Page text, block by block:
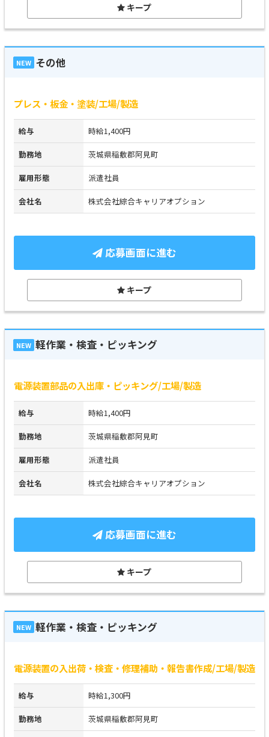
キープ
NEW その他
プレス・板金・塗装/工場/製造
給与 時給1,400円
勤務地 茨城県稲敷郡阿見町
雇用形態 派遣社員
会社名 株式会社綜合キャリアオプション
応募画面に進む
キープ
NEW 軽作業・検査・ピッキング
電源装置部品の入出庫・ピッキング/工場/製造
給与 時給1,400円
勤務地 茨城県稲敷郡阿見町
雇用形態 派遣社員
会社名 株式会社綜合キャリアオプション
応募画面に進む
キープ
NEW 軽作業・検査・ピッキング
電源装置の入出荷・検査・修理補助・報告書作成/工場/製造
給与 時給1,300円
勤務地 茨城県稲敷郡阿見町